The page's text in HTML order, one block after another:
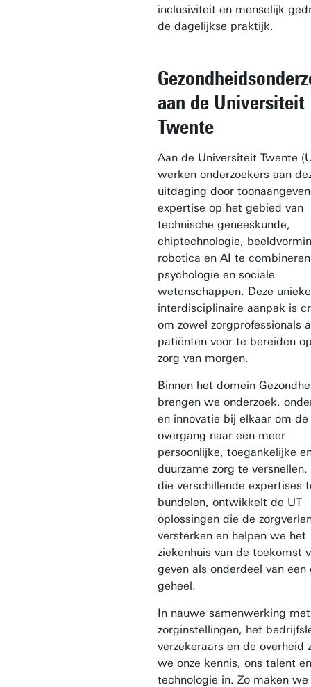
inclusiviteit en menselijk
de dagelijkse praktijk.
aan de Universiteit
Twente
Aan de Universiteit Twente
werken onderzoekers aan
uitdaging door
expertise op het gebied van
technische geneeskunde,
chiptechnologie,
robotica en AI te
psychologie en sociale
wetenschappen. Deze
interdisciplinaire aanpak is
om zowel zorgprofessionals
patiënten voor te bereiden
zorg van morgen.
Binnen het domein
brengen we onderzoek,
en innovatie bij elkaar om de
overgang naar een meer
persoonlijke, toegankelijke
duurzame zorg te versnellen.
die verschillende expertises
bundelen, ontwikkelt de UT
oplossingen die de
versterken en helpen we het
ziekenhuis van de toekomst
geven als onderdeel van een
geheel.
In nauwe samenwerking met
zorginstellingen, het
verzekeraars en de overheid
we onze kennis, ons talent
technologie in. Zo maken we